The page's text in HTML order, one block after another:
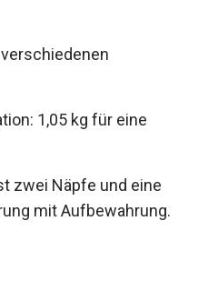
1,05 kg für eine
zwei Näpfe und eine
mit Aufbewahrung.